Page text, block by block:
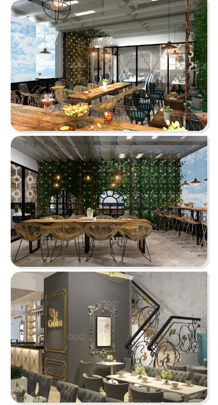
PHÊ LA
Dự án mới nhất của chúng tôi, Phê La - Biên Hòa
tọa lạc trên con đường Võ Thị Sáu sầm uất...
Chi tiết
HIGHLANDS COFFEE
Highlands Sunwah do QDC Design & Build thi
công sở hữu không gian hai mặt tiền rộng rãi
cùng phong cách thiết kế hiện đại, sang trọng.
Chi tiết